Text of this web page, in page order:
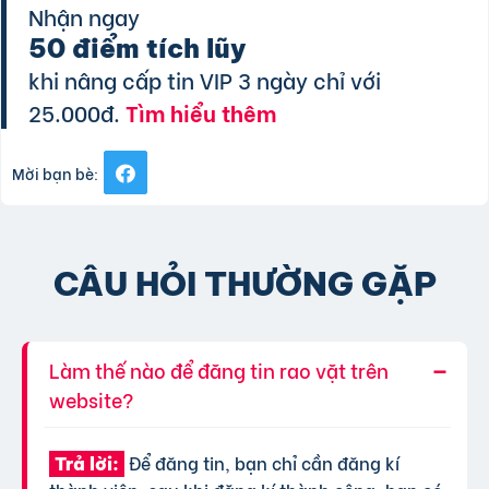
Nhận ngay
50 điểm tích lũy
khi nâng cấp tin VIP 3 ngày chỉ với
25.000đ.Tìm hiểu thêm
Mời bạn bè:
CÂU HỎI THƯỜNG GẶP
Làm thế nào để đăng tin rao vặt trên
website?
Trả lời: Để đăng tin, bạn chỉ cần đăng kí